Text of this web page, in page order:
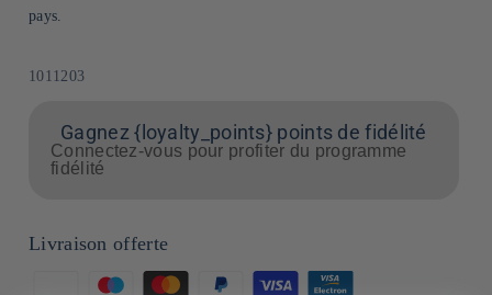
pays.
SKU:
1011203
Gagnez {loyalty_points} points de fidélité
Connectez-vous pour profiter du programme
fidélité
Livraison offerte